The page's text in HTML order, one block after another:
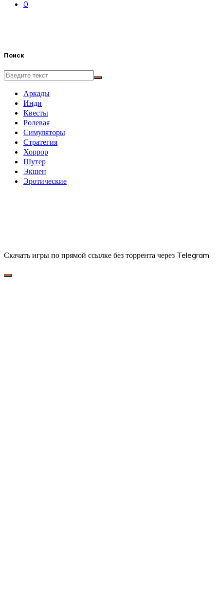
0
Поиск
Аркады
Инди
Квесты
Ролевая
Симуляторы
Стратегия
Хоррор
Шутер
Экшен
Эротические
Скачать игры по прямой ссылке без торрента через Telegram